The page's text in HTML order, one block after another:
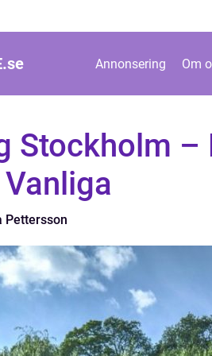
se Annonsering Om
Stockholm –
Pettersson